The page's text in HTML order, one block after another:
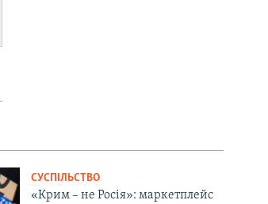
СУСПІЛЬСТВО
«Крим – не Росія»: маркетплейс